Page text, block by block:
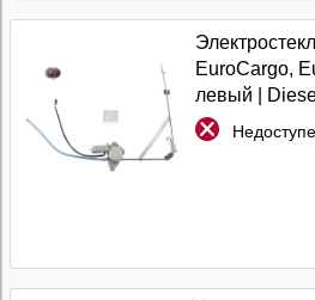
EuroCargo,
левый |